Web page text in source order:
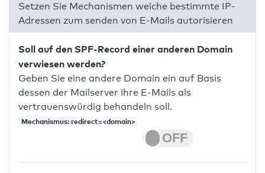
Setzen Sie Mechanismen welche bestimmte IP-
Adressen zum senden von E-Mails autorisieren
Soll auf den SPF-Record einer anderen Domain
verwiesen werden?
Geben Sie eine andere Domain ein auf Basis
dessen der Mailserver ihre E-Mails als
vertrauenswürdig behandeln soll.
Mechanismus: redirect=<domain>